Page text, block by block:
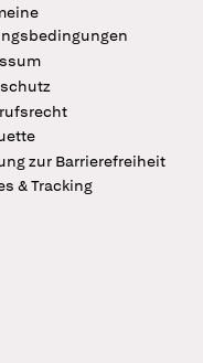
zur Barrierefreiheit
& Tracking